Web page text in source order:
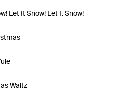
Let It Snow! Let It Snow!
Waltz